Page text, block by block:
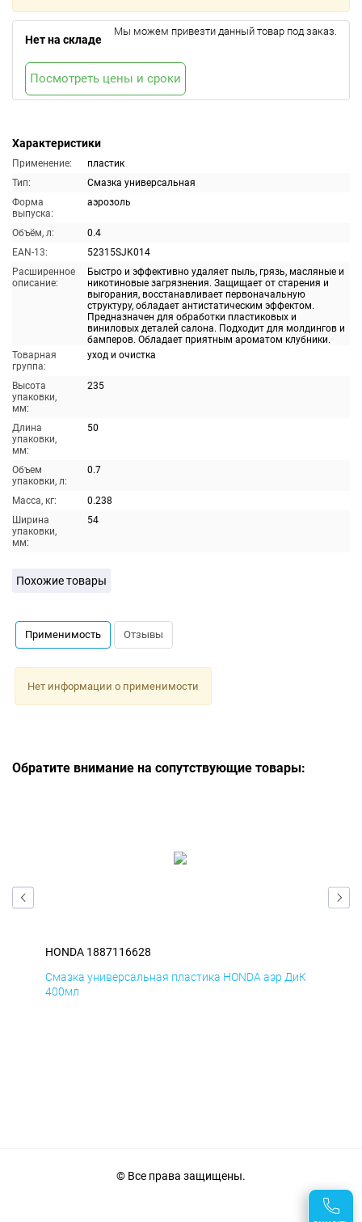
Характеристики
Применение:
пластик
Тип:
Смазка универсальная
Форма
выпуска:
аэрозоль
Объём, л:
0.4
EAN-13:
52315SJK014
Расширенное
описание:
Быстро и эффективно удаляет пыль, грязь, масляные и
никотиновые загрязнения. Защищает от старения и
выгорания, восстанавливает первоначальную
структуру, обладает антистатическим эффектом.
Предназначен для обработки пластиковых и
виниловых деталей салона. Подходит для молдингов и
бамперов. Обладает приятным ароматом клубники.
Товарная
группа:
уход и очистка
Высота
упаковки,
мм:
235
Длина
упаковки,
мм:
50
Объем
упаковки, л:
0.7
Масса, кг:
0.238
Ширина
упаковки,
мм:
54
Нет на складе
Мы можем привезти данный товар под заказ.
Посмотреть цены и сроки
Похожие товары
Применимость Отзывы
Нет информации о применимости
Обратите внимание на сопутствующие товары:
HONDA 1887116628
Смазка универсальная пластика HONDA аэр ДиК
400мл
© Все права защищены.